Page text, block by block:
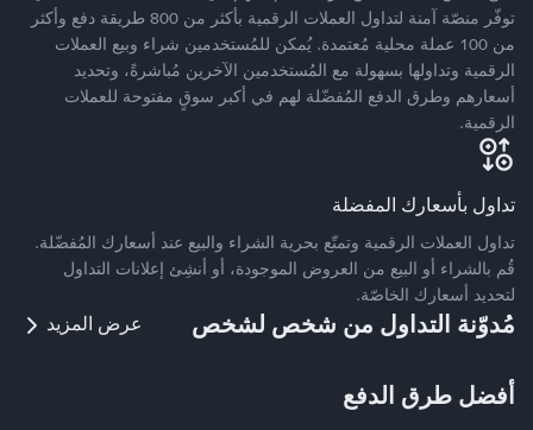
توفّر منصّة آمنة لتداول العملات الرقمية بأكثر من 800 طريقة دفع وأكثر
من 100 عملة محلية مُعتمدة. يُمكن للمُستخدمين شراء وبيع العملات
الرقمية وتداولها بسهولة مع المُستخدمين الآخرين مُباشرةً، وتحديد
أسعارهم وطرق الدفع المُفضّلة لهم في أكبر سوقٍ مفتوحة للعملات
الرقمية.
تداول بأسعارك المفضلة
تداول العملات الرقمية وتمتّع بحرية الشراء والبيع عند أسعارك المُفضّلة.
قُم بالشراء أو البيع من العروض الموجودة، أو أنشِئ إعلانات التداول
لتحديد أسعارك الخاصّة.
مُدوّنة التداول من شخص لشخص عرض المزيد
أفضل طرق الدفع